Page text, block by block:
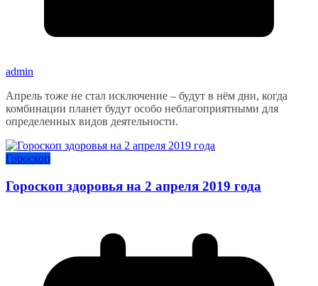
admin
Апрель тоже не стал исключение – будут в нём дни, когда
комбинации планет будут особо неблагоприятными для
определенных видов деятельности.
Гороскоп
Гороскоп здоровья на 2 апреля 2019 года